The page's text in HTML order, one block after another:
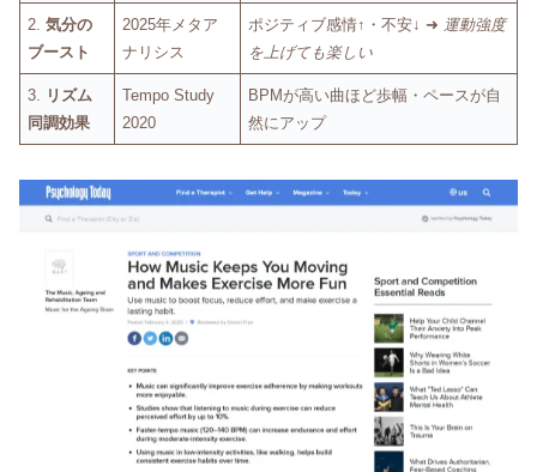
2.気分の
ブースト
2025年メタア
ナリシス
ポジティブ感情↑・不安↓ ➜ 運動強度
を上げても楽しい
3.
リズム
同調効果
Tempo Study
2020
BPMが高い曲ほど歩幅・ペースが自
然にアップ